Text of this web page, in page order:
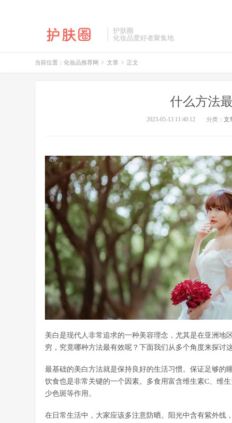
护肤圈
化妆品爱好者聚集地
当前位置： 化妆品推荐网 > 文章 > 正文
什么方法
2023-05-13 11:40:12 分类： 文
美白是现代人非常追求的一种美容理念，尤其是在亚洲地
穷，究竟哪种方法最有效呢？下面我们从多个角度来探讨这
最基础的美白方法就是保持良好的生活习惯。保证足够的
饮食也是非常关键的一个因素。多食用富含维生素C、维
少色斑等作用。
在日常生活中，大家应该多注意防晒。阳光中含有紫外线